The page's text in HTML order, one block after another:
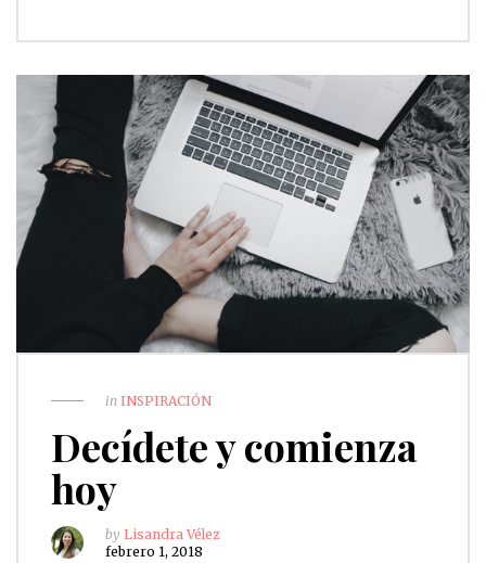
in INSPIRACIÓN
Decídete y comienza
hoy
by Lisandra Vélez
febrero 1, 2018